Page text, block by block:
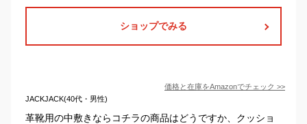
ショップでみる
価格と在庫をAmazonでチェック >>
JACKJACK(40代・男性)
革靴用の中敷きならコチラの商品はどうですか、クッショ